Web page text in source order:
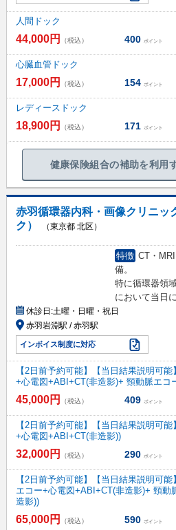
人間ドック
44,000円 （税込） 400 ポイント
心臓血管ドック
17,000円 （税込） 154 ポイント
レディースドック
18,900円 （税込） 171 ポイント
健康保険組合の補助を利用
赤羽循環器内科・画像クリニッ
ク）
（東京都 北区）
特徴 CT・
備。
特に循環器領
において当日
休診日:土曜・日曜・祝日
赤羽岩淵駅 / 赤羽駅
インボイス制度に対応
【2日前予約可能】【当日結果説明可
+心電図+ABI+CT(非造影)+ 頸動脈エコ
45,000円 （税込） 409 ポイント
【2日前予約可能】【当日結果説明可
+心電図+ABI+CT(非造影))
32,000円 （税込） 290 ポイント
【2日前予約可能】【当日結果説明可
エコー+心電図+ABI+CT(非造影)+ 頸動
造影))
65,000円 （税込） 590 ポイント